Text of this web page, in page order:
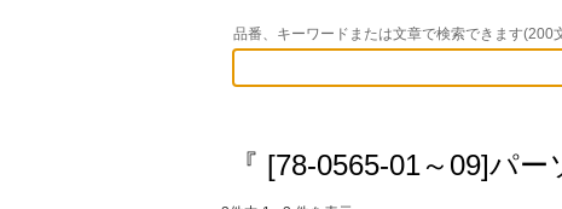
品番、キーワードまたは文章で検索できます(200
『 [78-0565-01～09]パ